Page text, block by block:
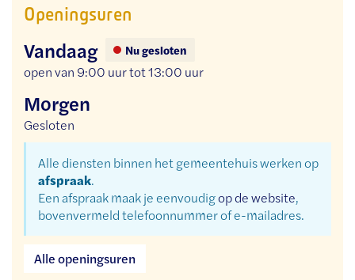
burgerzaken
burgerzaken
burgerzaken
burgerzaken
burgerzaken
burgerzaken
Openingsuren
Vandaag Nu gesloten
open van 9:00 uurtot13:00 uur
Morgen
Gesloten
Alle diensten binnen het gemeentehuis werken op
afspraak.
Een afspraak maak je eenvoudigop de website,
bovenvermeld telefoonnummer of e-mailadres.
Alle openingsurenDienst